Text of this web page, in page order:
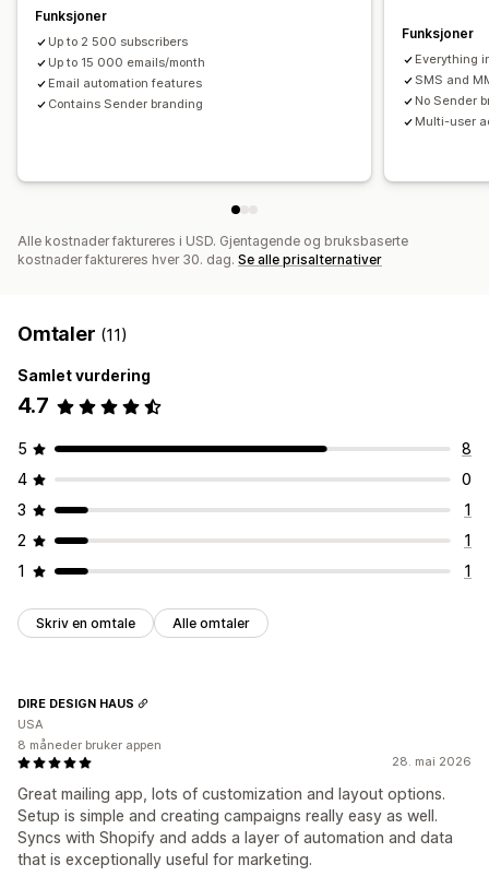
Redigeringsverktøy
Egendefinerte skrifttyper
E-postdomener Innhenting av samtykker
Liste for innhenting av e-postadresser
Utløsere og regler
Tagging Sporing Rapportering Innsikt og tips
Analyse
«Vinn tilbake»-kampanjer
Funksjoner
Up to 2 500 subscribers
Up to 15 000 emails/month
Email automation features
Contains Sender branding
Funksjoner
Everything
SMS and
No Sender
Multi-user
Alle kostnader faktureres i USD. Gjentagende og bruksbaserte
kostnader faktureres hver 30. dag. Se alle prisalternativer
Omtaler (11)
Samlet vurdering
4.7
5
8
4
0
3
1
2
1
1
1
Skriv en omtale Alle omtaler
28. mai 2026
Great mailing app, lots of customization and layout options.
Setup is simple and creating campaigns really easy as well.
Syncs with Shopify and adds a layer of automation and data
that is exceptionally useful for marketing.
DIRE DESIGN HAUS
USA
8 måneder bruker appen